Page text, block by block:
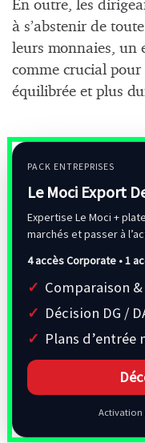
En outre, les
à s’abstenir de
leurs monnaies, un
comme crucial pour
équilibrée et plus
PACK ENTREPRISES
Le Moci Export
Expertise Le Moci +
marchés et passer à
4 accès Corporate • 1
Comparaison
Décision DG /
Plans d’entrée
Activation